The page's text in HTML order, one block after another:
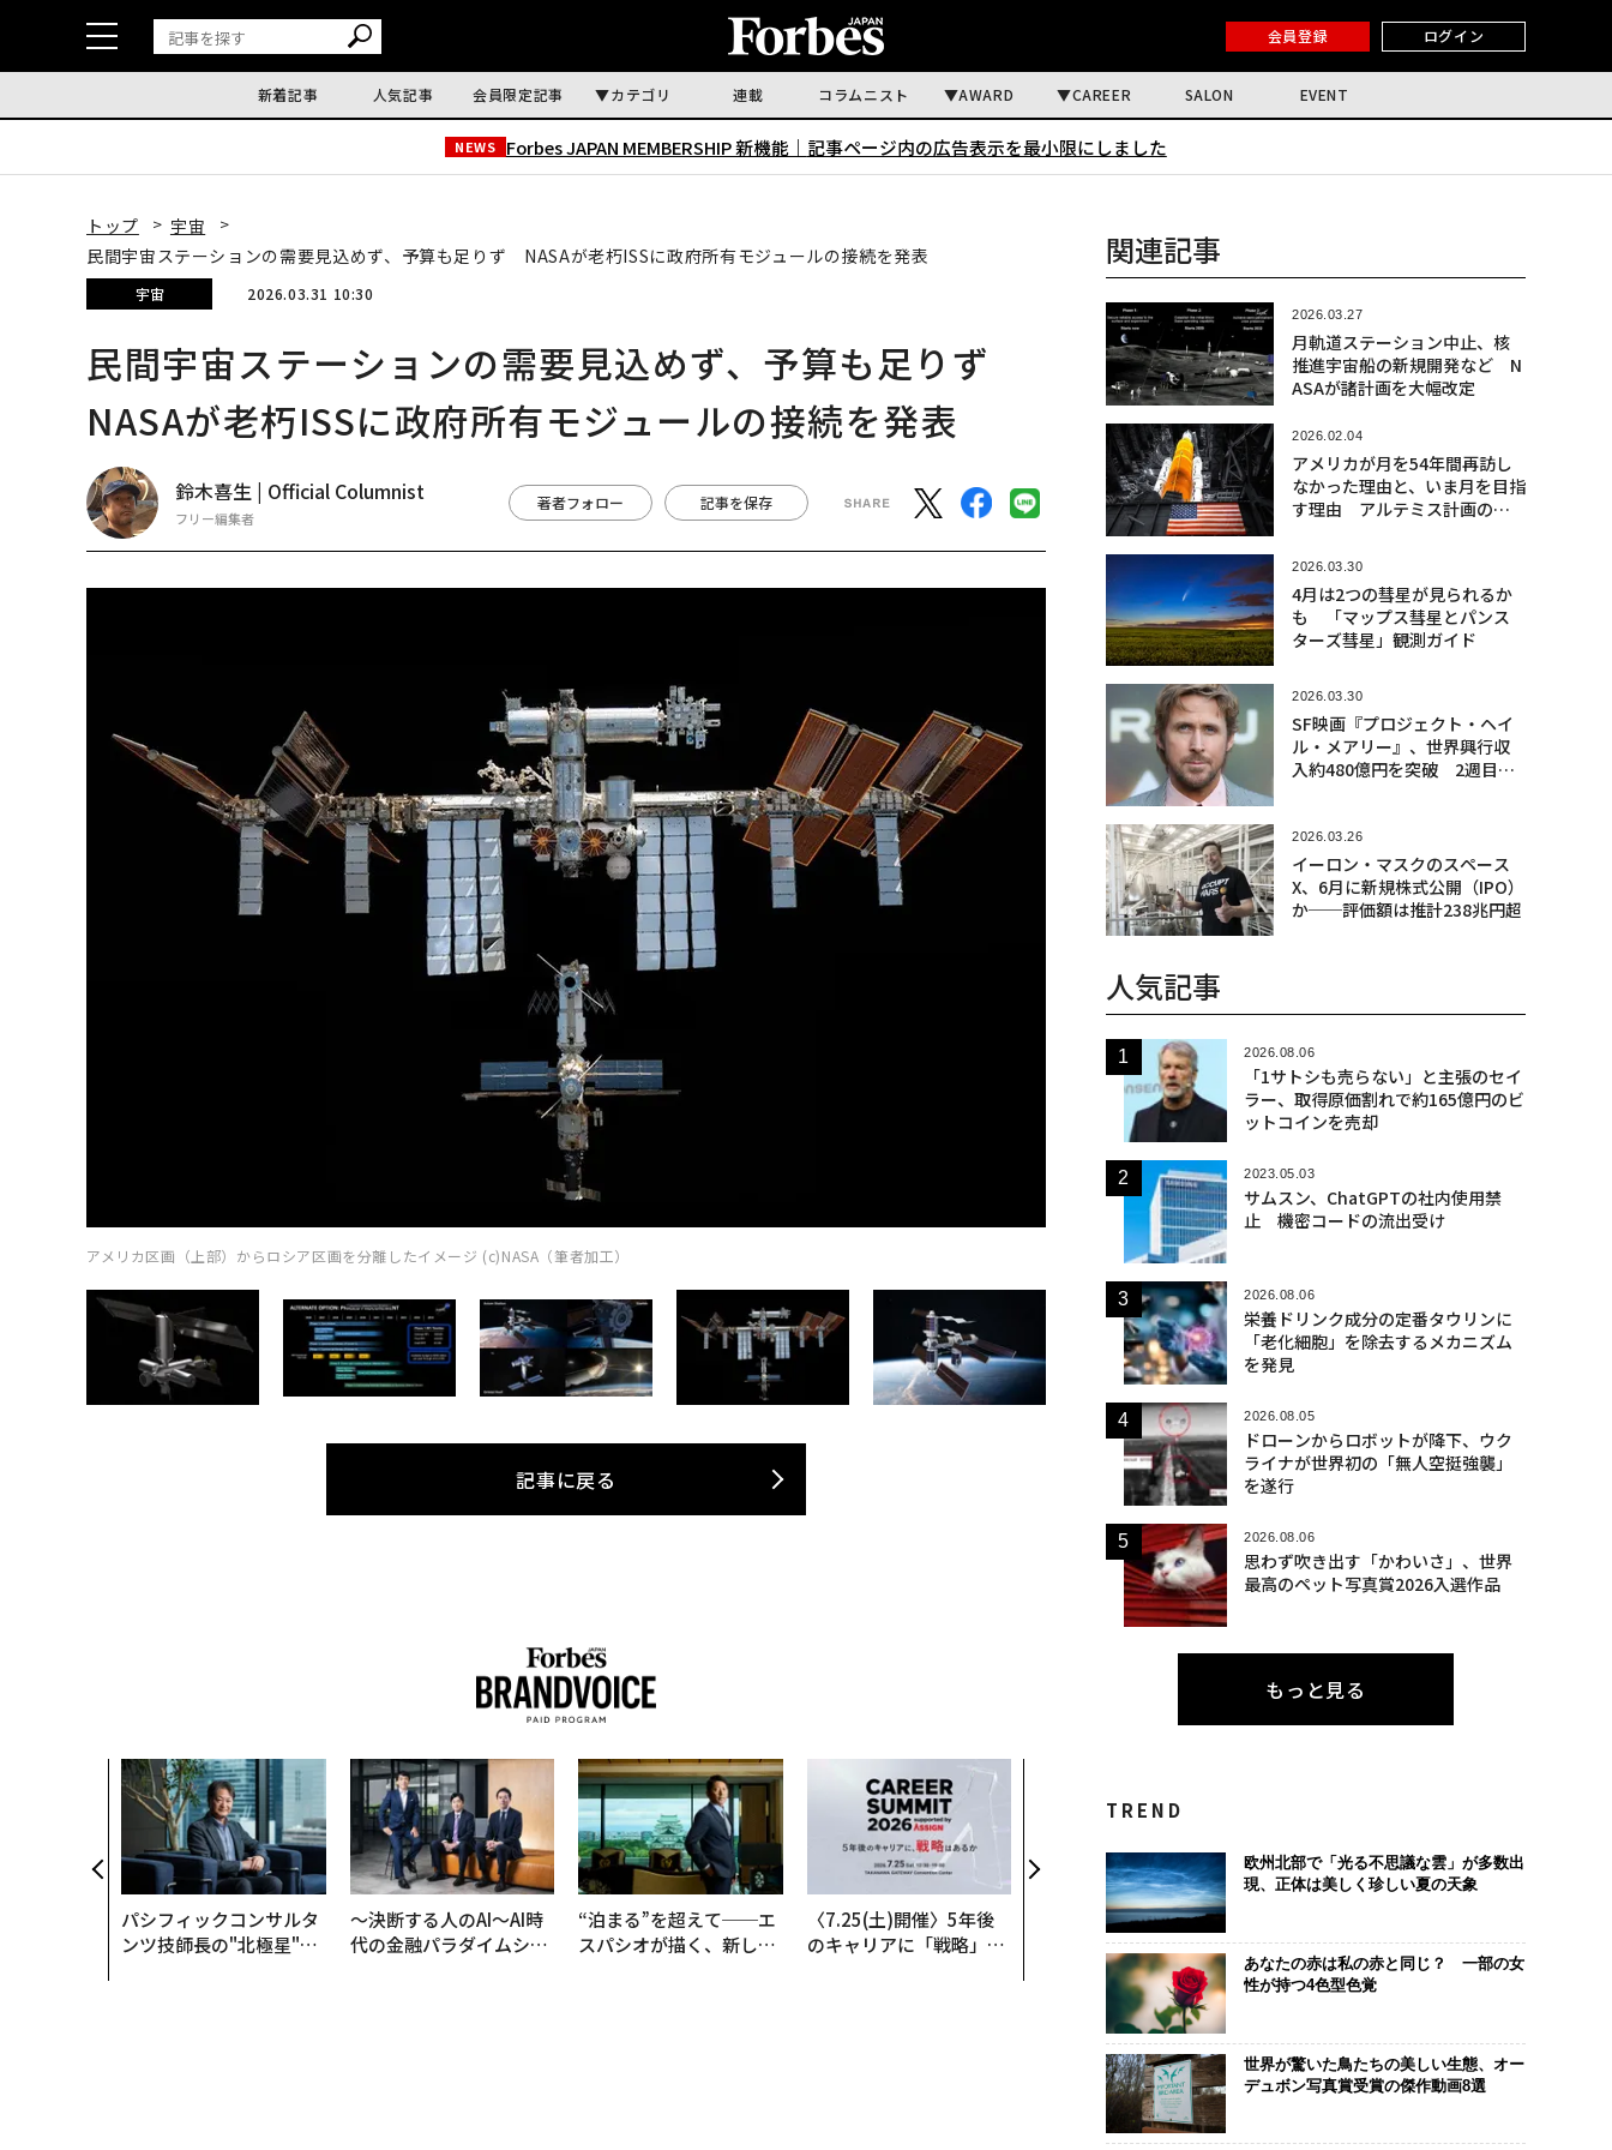
会員登録 ログイン
新着記事 人気記事 会員限定記事 カテゴリ 連載 コラムニスト AWARD CAREER SALON EVENT
NEWS Forbes JAPAN MEMBERSHIP 新機能｜ 記事ページ内の広告表示を最小限にしました
トップ
宇宙
民間宇宙ステーションの需要見込めず、予算も足りず NASAが老朽ISSに政府所有モジュールの接続を発表
宇宙 2026.03.31 10:30
民間宇宙ステーションの需要見込めず、予算も足りず
NASAが老朽ISSに政府所有モジュールの接続を発表
鈴木喜生 | Official Columnist
フリー編集者
著者フォロー 記事を保存
アメリカ区画（上部）からロシア区画を分離したイメージ (c)NASA（筆者加工）
記事に戻る
パシフィックコンサルタ
ンツ技師長の"北極星"。
〜決断する人のAI〜AI時
代の金融パラダイムシフ
“泊まる”を超えて──エ
スパシオが描く、新しい
〈7.25(土)開催〉5年後
のキャリアに「戦略」は
創によって加速する NOR
学
代ファームの
関連記事
2026.03.27
月軌道ステーション中止、核
推進宇宙船の新規開発など N
ASAが諸計画を大幅改定
2026.02.04
アメリカが月を54年間再訪し
なかった理由と、いま月を目指
す理由 アルテミス計画の真
2026.03.30
4月は2つの彗星が見られるか
も 「マップス彗星とパンス
ターズ彗星」観測ガイド
2026.03.30
SF映画『プロジェクト・ヘイ
ル・メアリー』、世界興行収
入約480億円を突破 2週目も
2026.03.26
イーロン・マスクのスペース
X、6月に新規株式公開（IPO）
か──評価額は推計238兆円超
人気記事
2026.08.06
「1サトシも売らない」と主張のセイ
ラー、取得原価割れで約165億円のビ
ットコインを売却
2023.05.03
サムスン、ChatGPTの社内使用禁
止 機密コードの流出受け
2026.08.06
栄養ドリンク成分の定番タウリンに
「老化細胞」を除去するメカニズム
を発見
2026.08.05
ドローンからロボットが降下、ウク
ライナが世界初の「無人空挺強襲」
を遂行
2026.08.06
思わず吹き出す「かわいさ」、世界
最高のペット写真賞2026入選作品
もっと見る
TREND
欧州北部で「光る不思議な雲」が多数出
現、正体は美しく珍しい夏の天象
あなたの赤は私の赤と同じ？ 一部の女
性が持つ4色型色覚
世界が驚いた鳥たちの美しい生態、オー
デュボン写真賞受賞の傑作動画8選